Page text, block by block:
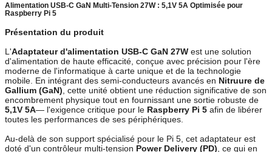
Alimentation USB-C GaN Multi-Tension 27W : 5,1V 5A Optimisée pour
Raspberry Pi 5
Présentation du produit
L'Adaptateur d'alimentation USB-C GaN 27W est une solution
d'alimentation de haute efficacité, conçue avec précision pour l'ère
moderne de l'informatique à carte unique et de la technologie
mobile. En intégrant des semi-conducteurs avancés en Nitruure de
Gallium (GaN) , cette unité obtient une réduction significative de son
encombrement physique tout en fournissant une sortie robuste de
5,1V 5A— l'exigence critique pour le Raspberry Pi 5 afin de libérer
toutes les performances de ses périphériques.
Au-delà de son support spécialisé pour le Pi 5, cet adaptateur est
doté d'un contrôleur multi-tension Power Delivery (PD) , ce qui en